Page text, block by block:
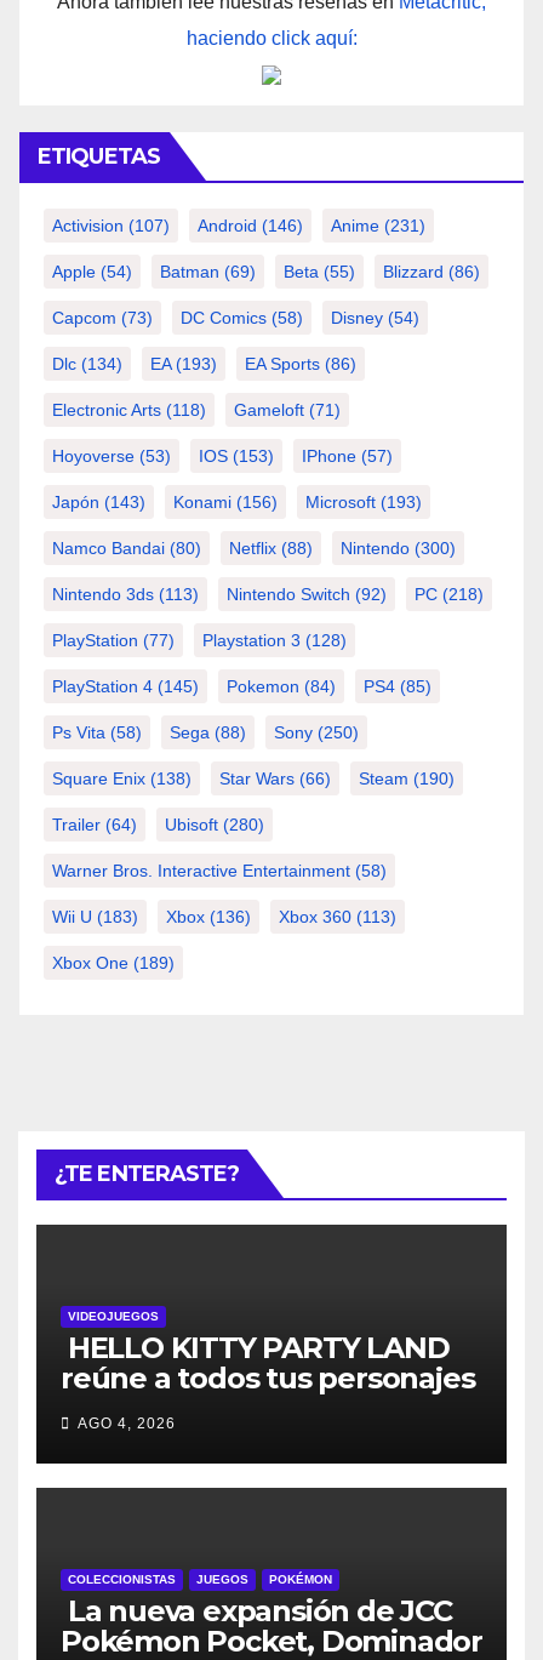
haciendo click aquí:
ETIQUETAS
Activision (107) Android (146) Anime (231)
Apple (54) Batman (69) Beta (55) Blizzard (86)
Capcom (73) DC Comics (58) Disney (54)
Dlc (134) EA(193) EA Sports (86)
Electronic Arts (118) Gameloft (71)
Hoyoverse (53) IOS (153) IPhone (57)
Japón (143) Konami (156) Microsoft (193)
Namco Bandai (80) Netflix (88) Nintendo (300)
Nintendo 3ds (113) Nintendo Switch (92) PC (218)
PlayStation (77) Playstation 3 (128)
PlayStation 4 (145) Pokemon (84) PS4 (85)
Ps Vita (58) Sega (88) Sony (250)
Square Enix (138) Star Wars (66) Steam (190)
Trailer (64) Ubisoft (280)
Warner Bros. Interactive Entertainment (58)
Wii U (183) Xbox (136) Xbox 360 (113)
Xbox One (189)
¿TE ENTERASTE?
VIDEOJUEGOS
HELLO KITTY PARTY LAND
reúne a todos tus personajes
están disponibles las
preventas digitales
AGO 4, 2026
COLECCIONISTAS JUEGOS POKÉMON
La nueva expansión de JCC
Pokémon Pocket, Dominador